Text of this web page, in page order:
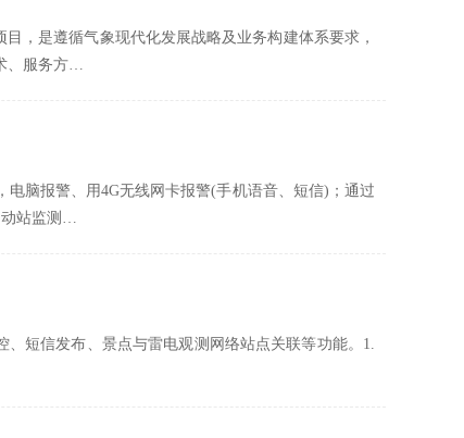
，是遵循气象现代化发展战略及业务构建体系要求，
、服务方…
脑报警、用4G无线网卡报警(手机语音、短信)；通过
动站监测…
短信发布、景点与雷电观测网络站点关联等功能。1.